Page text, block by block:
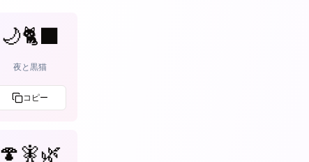
🌙🐈‍⬛
夜と黒猫
コピー
🍄🧚🌿